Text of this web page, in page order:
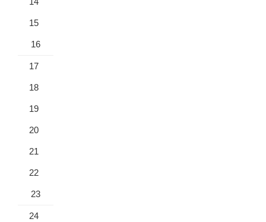
15
16
17
18
19
20
21
22
23
24